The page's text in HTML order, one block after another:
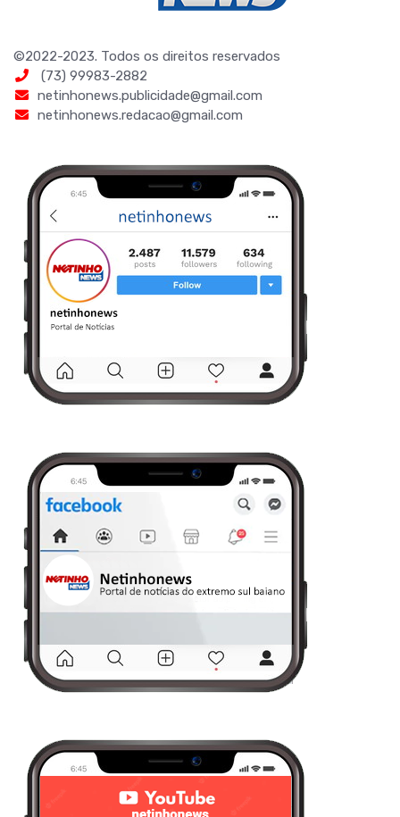
©2022-2023. Todos os direitos reservados
(73) 99983-2882
netinhonews.publicidade@gmail.com
netinhonews.redacao@gmail.com